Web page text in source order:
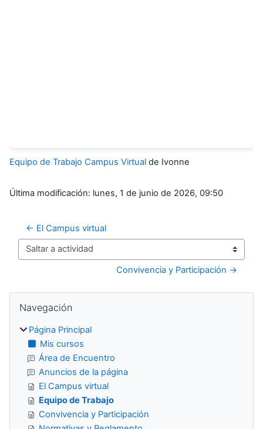
Equipo de Trabajo Campus Virtual de Ivonne
Última modificación: lunes, 1 de junio de 2026, 09:50
← El Campus virtual
Saltar a actividad
Convivencia y Participación →
Bloques
Navegación
Página Principal
Mis cursos
Área de Encuentro
Anuncios de la página
El Campus virtual
Equipo de Trabajo
Convivencia y Participación